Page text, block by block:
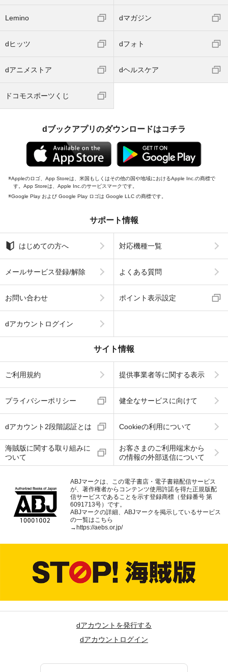
Lemino dマガジン
dヒッツ dフォト
dアニメストア dヘルスケア
ドコモスポーツくじ
dブックアプリのダウンロードはコチラ
Appleのロゴ、App Storeは、米国もしくはその他の国や地域におけるApple Inc.の商標で
す。App Storeは、Apple Inc.のサービスマークです。
Google Play および Google Play ロゴは Google LLC の商標です。
サポート情報
はじめての方へ 対応機種一覧
メールサービス登録/解除 よくある質問
お問い合わせ ポイント表示設定
dアカウントログイン
サイト情報
ご利用規約 提供事業者等に関する表示
プライバシーポリシー 健全なサービスに向けて
dアカウント2段階認証とは Cookieの利用について
海賊版に関する取り組みに
ついて
お客さまのご利用端末から
の情報の外部送信について
ABJマークは、この電子書店・電子書籍配信サービス
が、著作権者からコンテンツ使用許諾を得た正規版配
信サービスであることを示す登録商標（登録番号 第
6091713号）です。
ABJマークの詳細、ABJマークを掲示しているサービス
の一覧はこちら
→ https://aebs.or.jp/
dアカウントを発行する
dアカウントログイン